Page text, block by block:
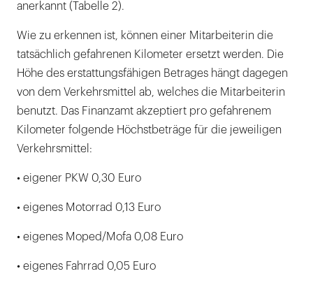
anerkannt (Tabelle 2).
Wie zu erkennen ist, können einer Mitarbeiterin die
tatsächlich gefahrenen Kilometer ersetzt werden. Die
Höhe des erstattungsfähigen Betrages hängt dagegen
von dem Verkehrsmittel ab, welches die Mitarbeiterin
benutzt. Das Finanzamt akzeptiert pro gefahrenem
Kilometer folgende Höchstbeträge für die jeweiligen
Verkehrsmittel:
• eigener PKW 0,30 Euro
• eigenes Motorrad 0,13 Euro
• eigenes Moped/Mofa 0,08 Euro
• eigenes Fahrrad 0,05 Euro